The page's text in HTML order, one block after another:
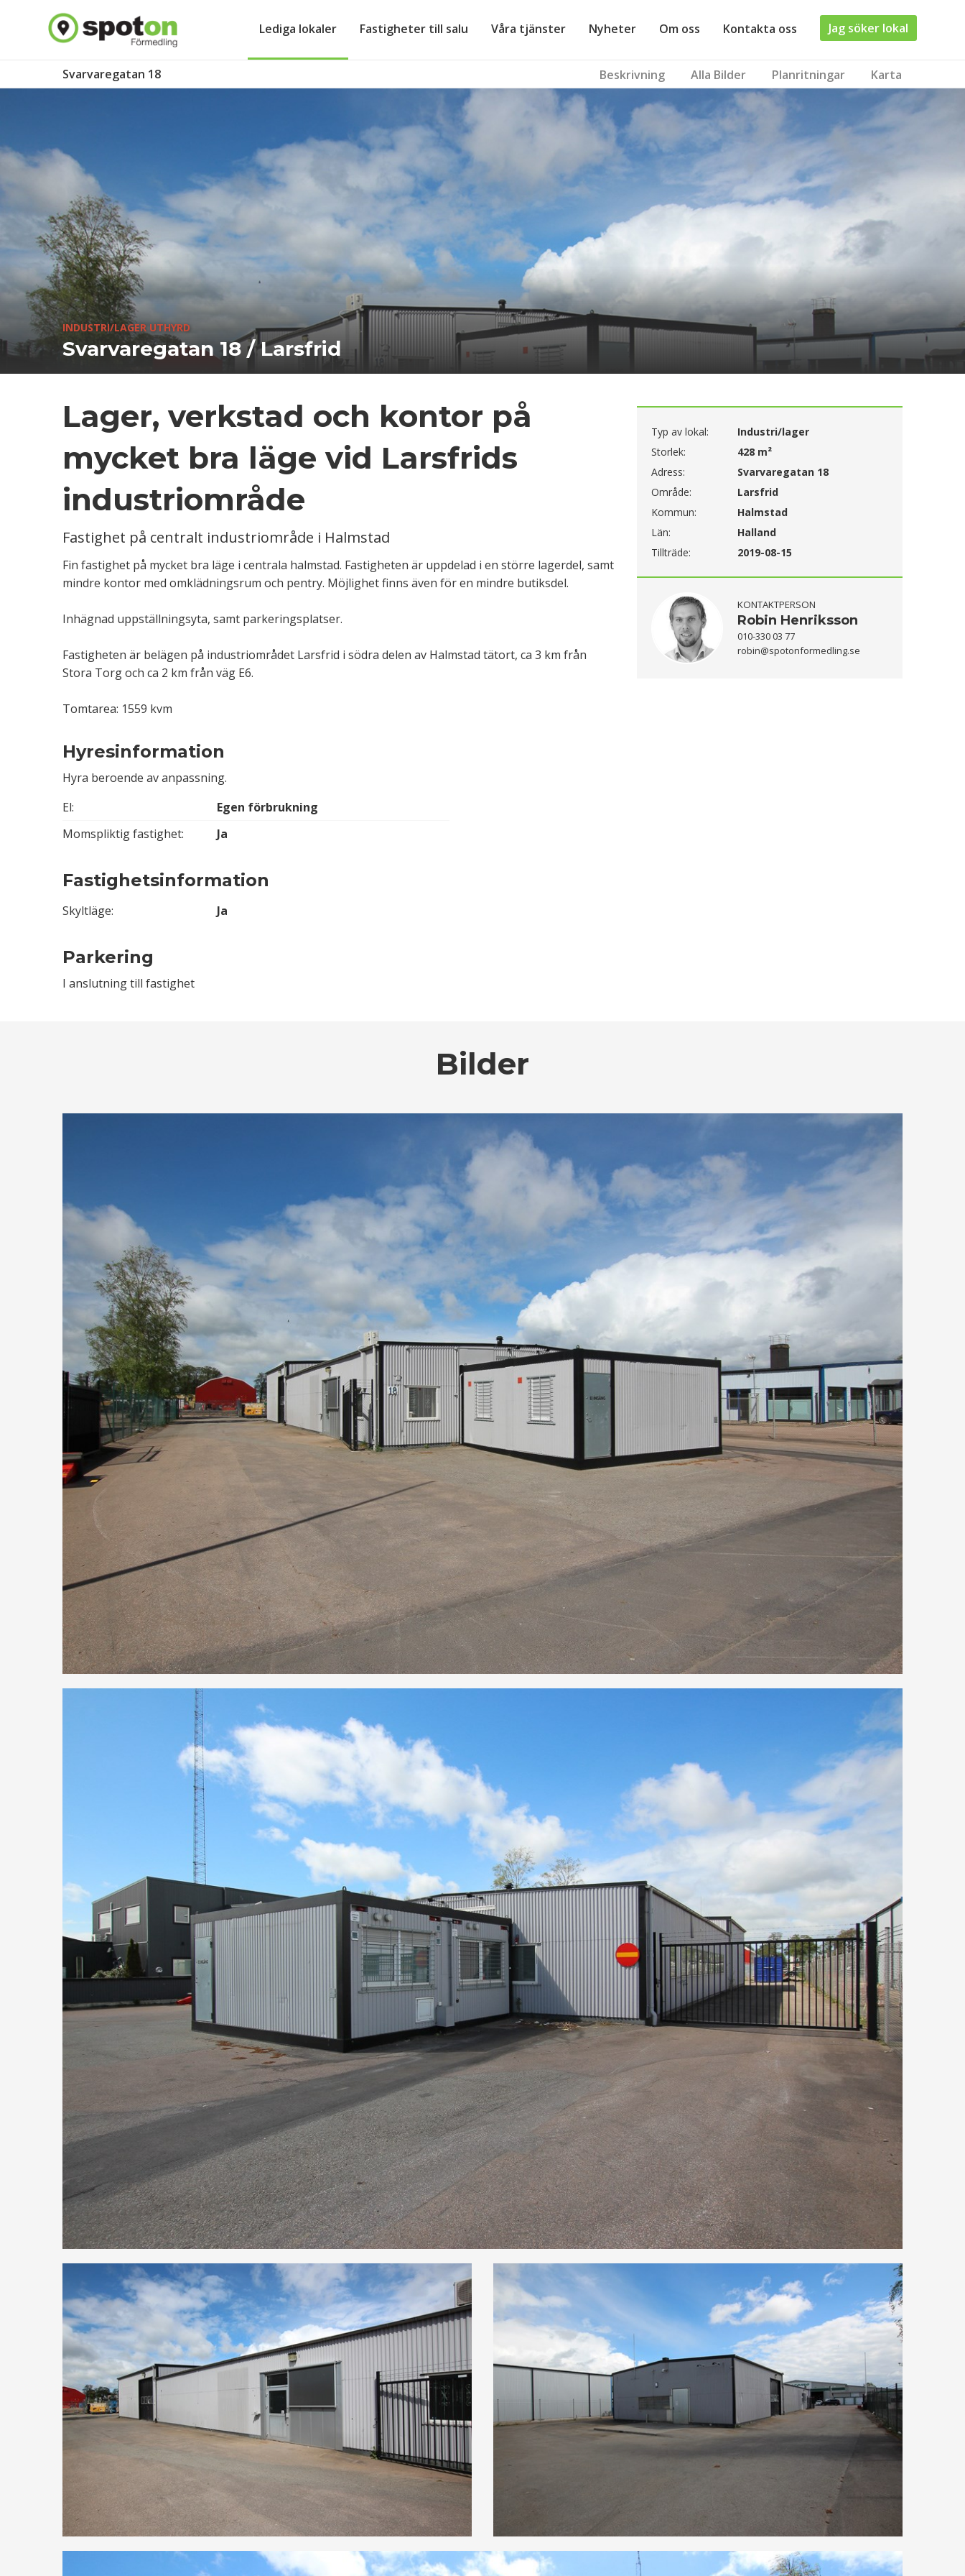
Lediga lokaler Fastigheter till salu Våra tjänster Nyheter Om oss Kontakta oss Jag söker lokal
Svarvaregatan 18 Beskrivning Alla Bilder Planritningar Karta
INDUSTRI/LAGER UTHYRD
Svarvaregatan 18 / Larsfrid
Lager, verkstad och kontor på
mycket bra läge vid Larsfrids
industriområde
Fastighet på centralt industriområde i Halmstad
Fin fastighet på mycket bra läge i centrala halmstad. Fastigheten är uppdelad i en större lagerdel, samt
mindre kontor med omklädningsrum och pentry. Möjlighet finns även för en mindre butiksdel.
Inhägnad uppställningsyta, samt parkeringsplatser.
Fastigheten är belägen på industriområdet Larsfrid i södra delen av Halmstad tätort, ca 3 km från
Stora Torg och ca 2 km från väg E6.
Tomtarea: 1559 kvm
Hyresinformation
Hyra beroende av anpassning.
El:
Egen förbrukning
Momspliktig fastighet:
Ja
Fastighetsinformation
Skyltläge: Ja
Parkering
I anslutning till fastighet
Typ av lokal:
Industri/lager
Storlek:
428 m²
Adress:
Svarvaregatan 18
Område:
Larsfrid
Kommun:
Halmstad
Län:
Halland
Tillträde:
2019-08-15
KONTAKTPERSON
Robin Henriksson
010-330 03 77
robin@spotonformedling.se
Bilder